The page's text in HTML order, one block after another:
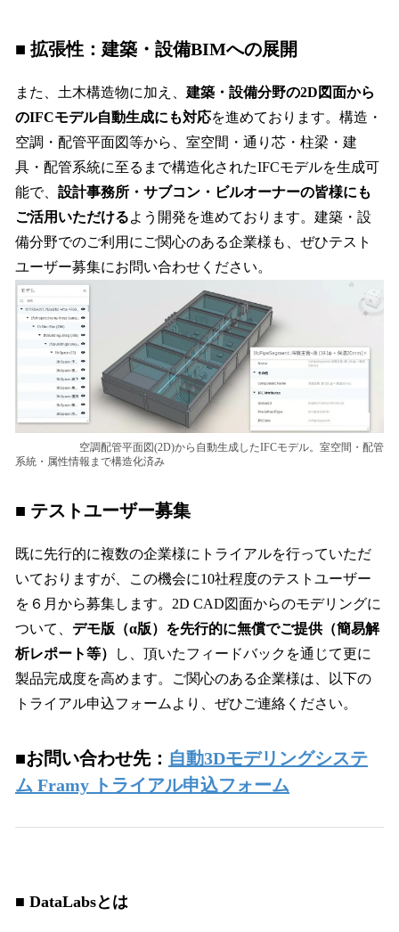
■ 拡張性：建築・設備BIMへの展開
また、土木構造物に加え、 建築・設備分野の2D図面から
のIFCモデル自動生成にも対応を進めております。構造・
空調・配管平面図等から、室空間・通り芯・柱梁・建
具・配管系統に至るまで構造化されたIFCモデルを生成可
能で、 設計事務所・サブコン・ビルオーナーの皆様にも
ご活用いただけるよう開発を進めております。建築・設
備分野でのご利用にご関心のある企業様も、ぜひテスト
ユーザー募集にお問い合わせください。
空調配管平面図(2D)から自動生成したIFCモデル。室空間・配管
系統・属性情報まで構造化済み
■ テストユーザー募集
既に先行的に複数の企業様にトライアルを行っていただ
いておりますが、この機会に10社程度のテストユーザー
を６月から募集します。2D CAD図面からのモデリングに
ついて、 デモ版（α版）を先行的に無償でご提供（簡易解
析レポート等）
し、頂いたフィードバックを通じて更に
製品完成度を高めます。ご関心のある企業様は、以下の
トライアル申込フォームより、ぜひご連絡ください。
■お問い合わせ先： 自動3Dモデリングシステ
ム Framy トライアル申込フォーム
■ DataLabsとは